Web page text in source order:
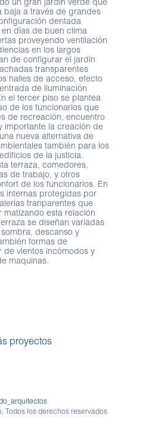
un gran jardín verde que
baja a través de grandes
dentada
días de buen clima
proveyendo ventilación
en los largos
de configurar el jardín
transparentes
halles de acceso, efecto
de iluminación
el tercer piso se plantea
de los funcionarios que
de recreación, encuentro
importante la creación de
nueva alternativa de
también para los
de la justicia.
terraza, comedores,
de trabajo, y otros
de los funcionarios. En
internas protegidas por
tranparentes que
matizando esta relación
se diseñan variadas
descanso y
formas de
vientos incómodos y
maquinas.
proyectos
Todos los derechos reservados